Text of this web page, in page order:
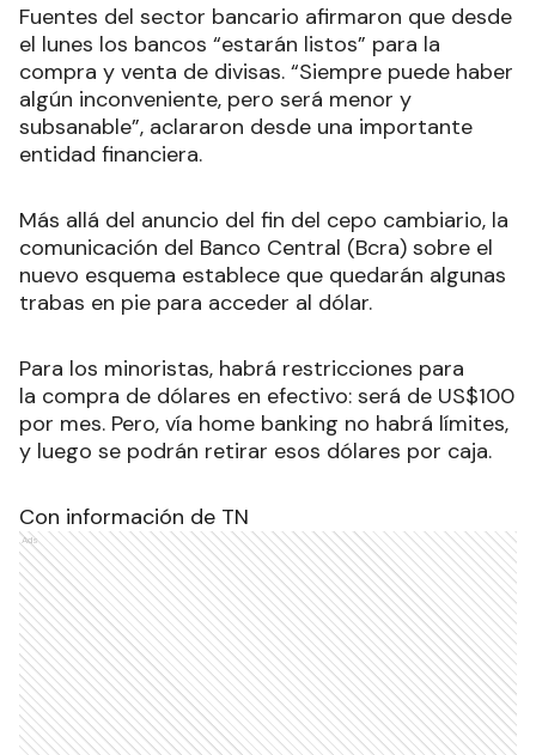
Fuentes del sector bancario afirmaron que desde
el lunes los bancos “estarán listos” para la
compra y venta de divisas. “Siempre puede haber
algún inconveniente, pero será menor y
subsanable”, aclararon desde una importante
entidad financiera.
Más allá del anuncio del fin del cepo cambiario, la
comunicación del Banco Central (Bcra) sobre el
nuevo esquema establece que quedarán algunas
trabas en pie para acceder al dólar.
Para los minoristas, habrá restricciones para
la compra de dólares en efectivo: será de US$100
por mes. Pero, vía home banking no habrá límites,
y luego se podrán retirar esos dólares por caja.
Con información de TN
Ads